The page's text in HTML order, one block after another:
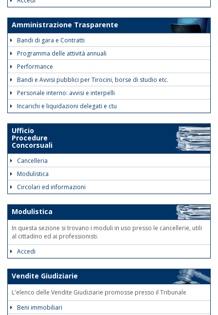
Amministrazione Trasparente
Bandi di gara e Contratti
Programma delle attività annuali
Performance
Bandi e Avvisi pubblici per Tirocini, borse di studio etc.
Personale interno: avvisi e interpelli
Incarichi e liquidazioni delegati e ctu
Ufficio
Procedure
Concorsuali
Cancelleria
Modulistica
Circolari ed informazioni
Modulistica
In questa sezione si trovano i moduli in uso presso le cancellerie, utili
al cittadino ed ai professionisti.
Accedi
Vendite Giudiziarie
L'elenco delle Vendite Giudiziarie promosse presso il Tribunale
Beni immobiliari